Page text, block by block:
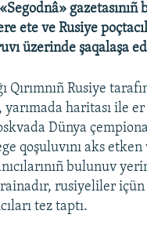
gazetasınıñ
ete ve Rusiye
üzerinde şaqalaşa
Qırımnıñ Rusiye
haritası ile er
Dünya
qoşuluvını aks
bulunuv
rusiyeliler
tez taptı.